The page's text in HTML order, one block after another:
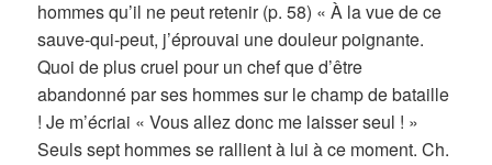
hommes qu’il ne peut retenir (p. 58) « À la vue de ce
sauve-qui-peut, j’éprouvai une douleur poignante.
Quoi de plus cruel pour un chef que d’être
abandonné par ses hommes sur le champ de bataille
! Je m’écriai « Vous allez donc me laisser seul ! »
Seuls sept hommes se rallient à lui à ce moment. Ch.